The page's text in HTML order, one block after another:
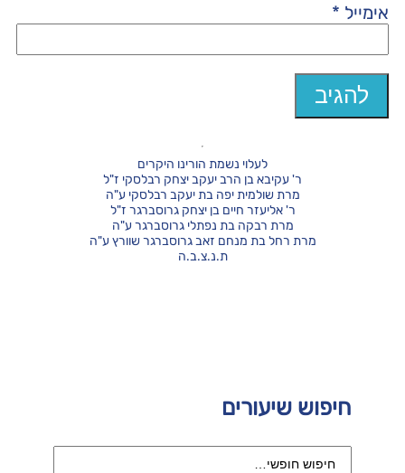
אימייל *
חיפוש שיעורים
לעלוי נשמת הורינו היקרים
ר' עקיבא בן הרב יעקב יצחק רבלסקי ז"ל
מרת שולמית יפה בת יעקב רבלסקי ע"ה
ר' אליעזר חיים בן יצחק גרוסברגר ז"ל
מרת רבקה בת נפתלי גרוסברגר ע"ה
מרת רחל בת מנחם זאב גרוסברגר שוורץ ע"ה
ת.נ.צ.ב.ה